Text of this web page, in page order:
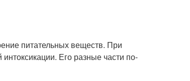
питательных веществ. При
Его разные части по-